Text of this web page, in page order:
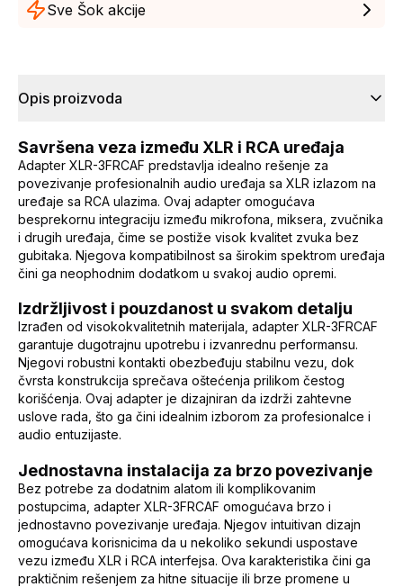
Sve Šok akcije
Opis proizvoda
Savršena veza između XLR i RCA uređaja
Adapter XLR-3FRCAF predstavlja idealno rešenje za
povezivanje profesionalnih audio uređaja sa XLR izlazom na
uređaje sa RCA ulazima. Ovaj adapter omogućava
besprekornu integraciju između mikrofona, miksera, zvučnika
i drugih uređaja, čime se postiže visok kvalitet zvuka bez
gubitaka. Njegova kompatibilnost sa širokim spektrom uređaja
čini ga neophodnim dodatkom u svakoj audio opremi.
Izdržljivost i pouzdanost u svakom detalju
Izrađen od visokokvalitetnih materijala, adapter XLR-3FRCAF
garantuje dugotrajnu upotrebu i izvanrednu performansu.
Njegovi robustni kontakti obezbeđuju stabilnu vezu, dok
čvrsta konstrukcija sprečava oštećenja prilikom čestog
korišćenja. Ovaj adapter je dizajniran da izdrži zahtevne
uslove rada, što ga čini idealnim izborom za profesionalce i
audio entuzijaste.
Jednostavna instalacija za brzo povezivanje
Bez potrebe za dodatnim alatom ili komplikovanim
postupcima, adapter XLR-3FRCAF omogućava brzo i
jednostavno povezivanje uređaja. Njegov intuitivan dizajn
omogućava korisnicima da u nekoliko sekundi uspostave
vezu između XLR i RCA interfejsa. Ova karakteristika čini ga
praktičnim rešenjem za hitne situacije ili brze promene u